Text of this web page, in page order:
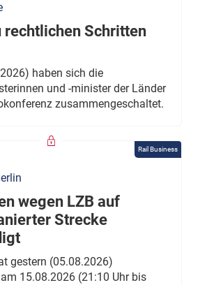
rechtlichen Schritten
haben sich die
und -minister der Länder
zusammengeschaltet.
Rail Business
wegen LZB auf
Strecke
gestern (05.08.2026)
15.08.2026 (21:10 Uhr bis